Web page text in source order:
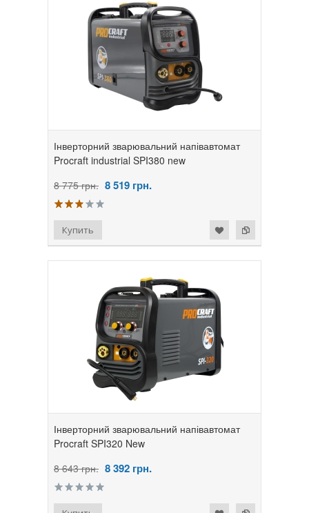
Інверторний зварювальний напівавтомат
Procraft industrial SPI380 new
8 775 грн. 8 519 грн.
Інверторний зварювальний напівавтомат
Procraft SPI320 New
8 643 грн. 8 392 грн.